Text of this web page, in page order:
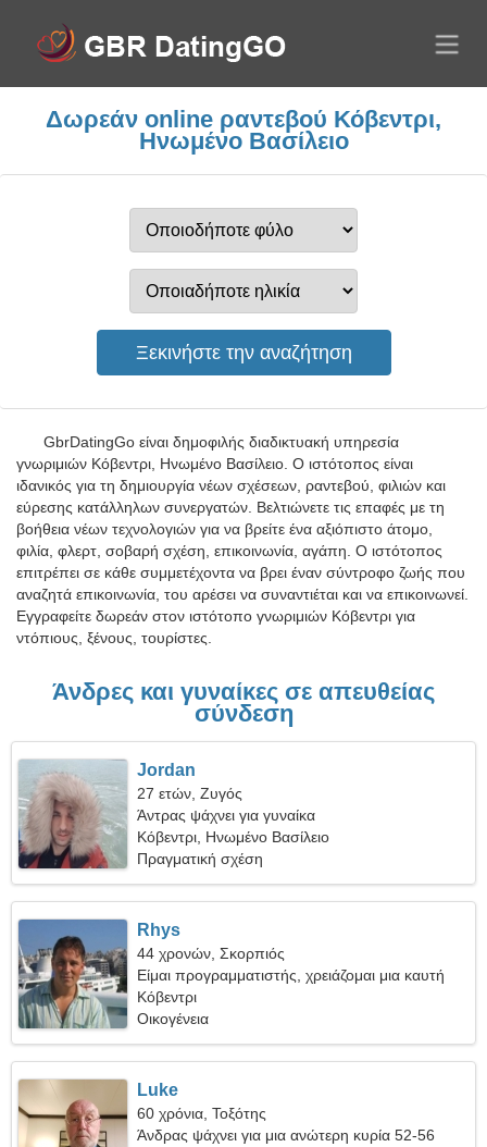
Δωρεάν online ραντεβού Κόβεντρι,
Ηνωμένο Βασίλειο
GbrDatingGo είναι δημοφιλής διαδικτυακή υπηρεσία
γνωριμιών Κόβεντρι, Ηνωμένο Βασίλειο. Ο ιστότοπος είναι
ιδανικός για τη δημιουργία νέων σχέσεων, ραντεβού, φιλιών και
εύρεσης κατάλληλων συνεργατών. Βελτιώνετε τις επαφές με τη
βοήθεια νέων τεχνολογιών για να βρείτε ένα αξιόπιστο άτομο,
φιλία, φλερτ, σοβαρή σχέση, επικοινωνία, αγάπη. Ο ιστότοπος
επιτρέπει σε κάθε συμμετέχοντα να βρει έναν σύντροφο ζωής που
αναζητά επικοινωνία, του αρέσει να συναντιέται και να επικοινωνεί.
Εγγραφείτε δωρεάν στον ιστότοπο γνωριμιών Κόβεντρι για
ντόπιους, ξένους, τουρίστες.
Άνδρες και γυναίκες σε απευθείας
σύνδεση
Jordan
27 ετών, Ζυγός
Άντρας ψάχνει για γυναίκα
Κόβεντρι, Ηνωμένο Βασίλειο
Πραγματική σχέση
Rhys
44 χρονών, Σκορπιός
Είμαι προγραμματιστής, χρειάζομαι μια καυτή
γυναίκα
Κόβεντρι
Οικογένεια
Luke
60 χρόνια, Τοξότης
Άνδρας ψάχνει για μια ανώτερη κυρία 52-56